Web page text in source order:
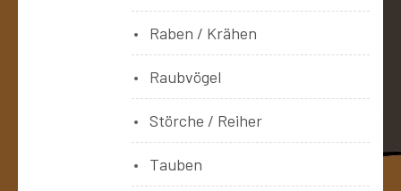
Raben / Krähen
Raubvögel
Störche / Reiher
Tauben